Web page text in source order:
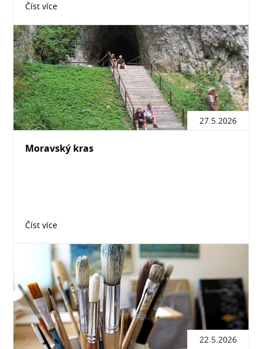
Číst více
27.5.2026
Moravský kras
Číst více
22.5.2026